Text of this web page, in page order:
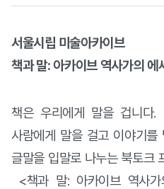
서울시립 미술아카이브
책과 말: 아카이브 역사가의 에
책은 우리에게 말을 겁니다.
사람에게 말을 걸고 이야기를
글말을 입말로 나누는 북토크
<책과 말: 아카이브 역사가